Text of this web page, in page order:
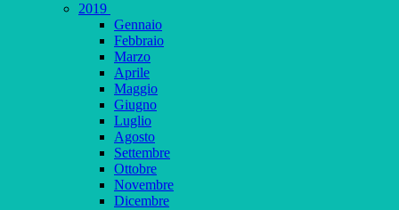
2019
Gennaio
Febbraio
Marzo
Aprile
Maggio
Giugno
Luglio
Agosto
Settembre
Ottobre
Novembre
Dicembre